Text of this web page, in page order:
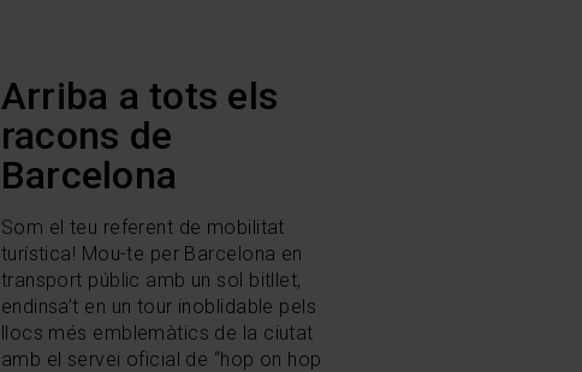
Arriba a tots els
racons de
Barcelona
Som el teu referent de mobilitat
turística! Mou-te per Barcelona en
transport públic amb un sol bitllet,
endinsa’t en un tour inoblidable pels
llocs més emblemàtics de la ciutat
amb el servei oficial de “hop on hop